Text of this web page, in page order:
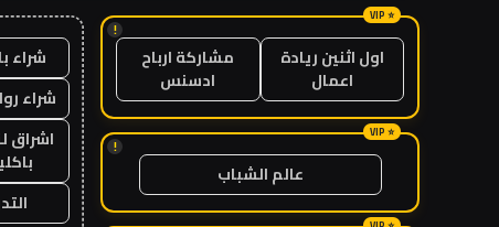
!
اول اثنين ريادة
اعمال
مشاركة ارباح
ادسنس
!
عالم الشباب
شراء
شراء
اشراق